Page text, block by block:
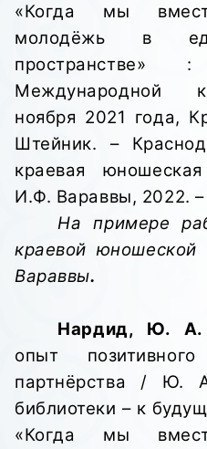
«Когда мы
молодёжь в
пространстве» :
Международной
ноября 2021 года,
Штейник. –
краевая
И.Ф. Вараввы, 2022.
На примере
краевой
Вараввы.
Нардид, Ю. А.
опыт позитивного
партнёрства / Ю.
библиотеки – к
«Когда мы